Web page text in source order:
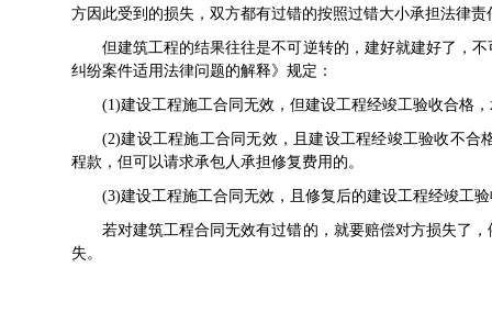
方因此受到的损失，双方都有过错的按照过错大小承担法律责
但建筑工程的结果往往是不可逆转的，建好就建好了，
纠纷案件适用法律问题的解释》规定：
(1)建设工程施工合同无效，但建设工程经竣工验收合格
(2)建设工程施工合同无效，且建设工程经竣工验收不
程款，但可以请求承包人承担修复费用的。
(3)建设工程施工合同无效，且修复后的建设工程经竣工
若对建筑工程合同无效有过错的，就要赔偿对方损失了
失。